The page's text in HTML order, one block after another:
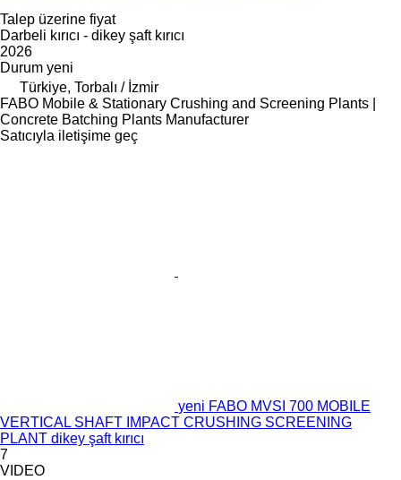
Talep üzerine fiyat
Darbeli kırıcı - dikey şaft kırıcı
2026
Durum yeni
Türkiye, Torbalı / İzmir
FABO Mobile & Stationary Crushing and Screening Plants |
Concrete Batching Plants Manufacturer
Satıcıyla iletişime geç
yeni FABO MVSI 700 MOBILE
VERTICAL SHAFT IMPACT CRUSHING SCREENING
PLANT dikey şaft kırıcı
7
VIDEO